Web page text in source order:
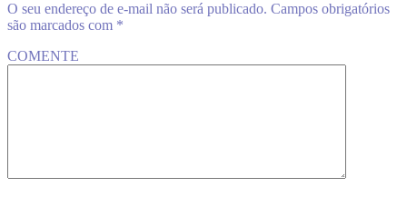
O seu endereço de e-mail não será publicado. Campos obrigatórios
são marcados com *
COMENTE